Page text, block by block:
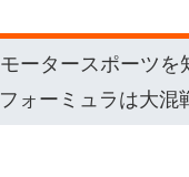
モータースポーツを
ォーミュラは大混